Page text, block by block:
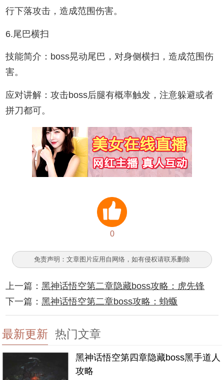
行下落攻击，造成范围伤害。
6.尾巴横扫
技能简介：boss晃动尾巴，对身侧横扫，造成范围伤
害。
应对讲解：攻击boss后腿有概率触发，注意躲避或者
拼刀都可。
0
免责声明：文章图片应用自网络，如有侵权请联系删除
上一篇：黑神话悟空第二章隐藏boss攻略：虎先锋
下一篇：黑神话悟空第二章boss攻略：蝜蝂
最新更新 热门文章
黑神话悟空第四章隐藏boss黑手道人
攻略